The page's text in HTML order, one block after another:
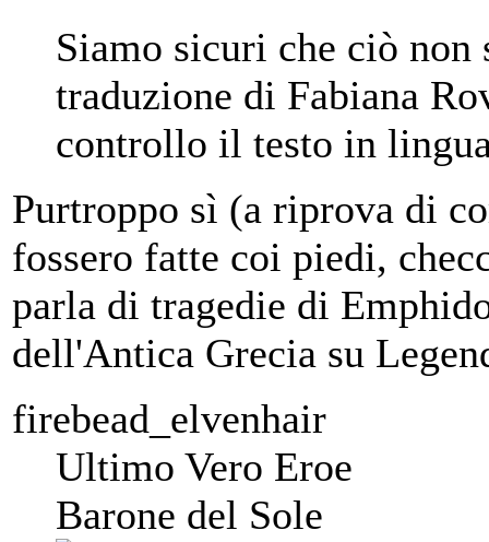
Siamo sicuri che ciò
traduzione di Fabiana
controllo il testo in
Purtroppo sì (a riprova di
fossero fatte coi piedi,
parla di tragedie di
dell'Antica Grecia su
firebead_elvenhair
Ultimo Vero Eroe
Barone del Sole